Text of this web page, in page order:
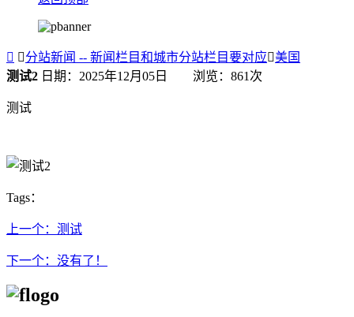
 分站新闻 -- 新闻栏目和城市分站栏目要对应美国
测试2 日期：2025年12月05日 浏览： 861 次
测试
Tags：
上一个：测试
下一个：没有了！